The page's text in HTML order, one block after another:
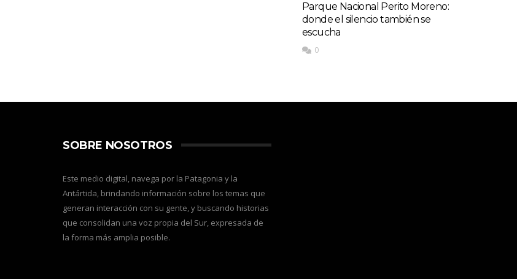
Parque Nacional Perito Moreno:
donde el silencio también se
escucha
0
SOBRE NOSOTROS
Este medio digital, navega por la Patagonia y la
Antártida, brindando información sobre los temas que
generan interacción con su gente, y buscando historias
que consolidan una voz propia del Sur, expresada de
la forma más amplia posible.